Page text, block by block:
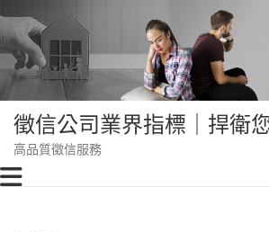
to
content
徵信公司業界指標｜捍衛
高品質徵信服務